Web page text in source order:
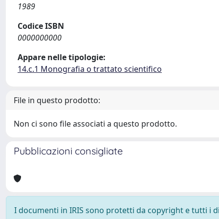
1989
Codice ISBN
0000000000
Appare nelle tipologie:
14.c.1 Monografia o trattato scientifico
File in questo prodotto:
Non ci sono file associati a questo prodotto.
Pubblicazioni consigliate
I documenti in IRIS sono protetti da copyright e tutti i